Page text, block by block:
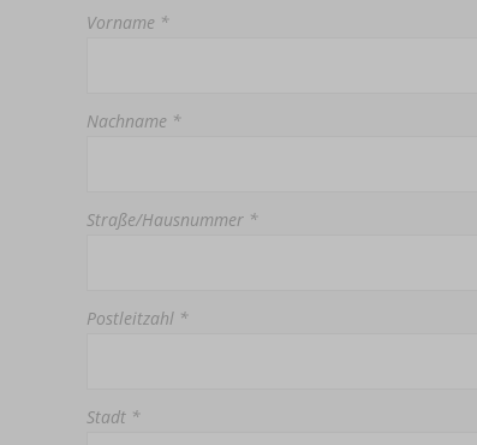
Vorname *
Nachname *
Straße/Hausnummer *
Postleitzahl *
Stadt *